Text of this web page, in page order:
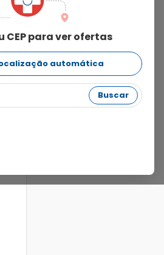
CEP para ver ofertas
automática
Buscar